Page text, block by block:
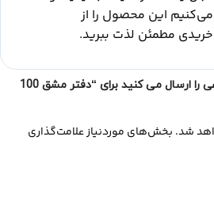
این محصول را از
خریدی مطمئن لذت ببرید.
اولین نفری باشید که دیدگاهی را ارسال می کنید برای “دفتر مشق 100
شد. بخش‌های موردنیاز علامت‌گذاری